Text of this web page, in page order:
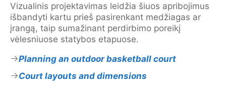
Vizualinis projektavimas leidžia šiuos apribojimus
išbandyti kartu prieš pasirenkant medžiagas ar
įrangą, taip sumažinant perdirbimo poreikį
vėlesniuose statybos etapuose.
Planning an outdoor basketball court
Court layouts and dimensions